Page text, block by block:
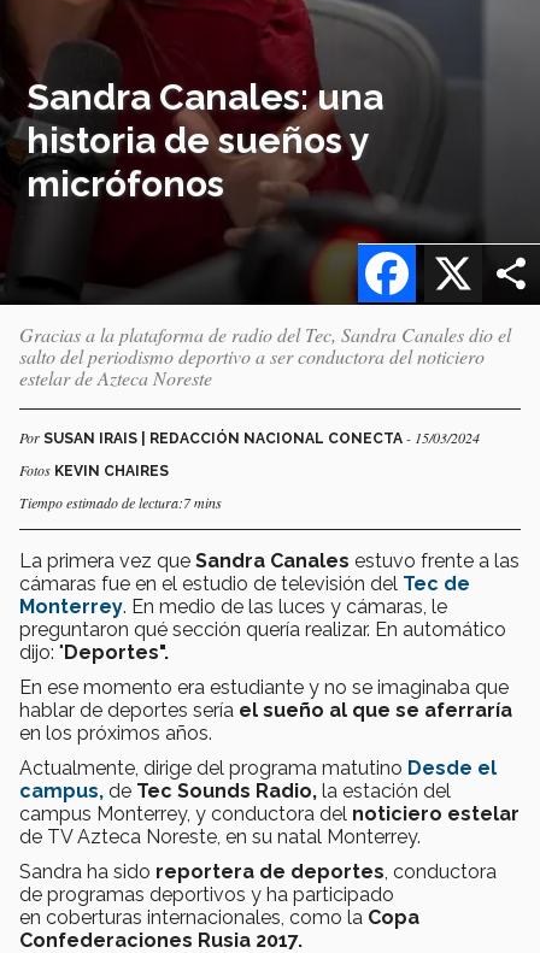
Sandra Canales: una
historia de sueños y
micrófonos
X
Facebook
Gracias a la plataforma de radio del Tec, Sandra Canales dio el
salto del periodismo deportivo a ser conductora del noticiero
estelar de Azteca Noreste
Por SUSAN IRAIS | REDACCIÓN NACIONAL CONECTA - 15/03/2024
Fotos KEVIN CHAIRES
Tiempo estimado de lectura:7 mins
La primera vez que Sandra Canales estuvo frente a las
cámaras fue en el estudio de televisión del Tec de
Monterrey. En medio de las luces y cámaras, le
preguntaron qué sección quería realizar. En automático
dijo: "Deportes".
En ese momento era estudiante y no se imaginaba que
hablar de deportes sería el sueño al que se aferraría
en los próximos años.
Actualmente, dirige del programa matutino Desde el
campus, de Tec Sounds Radio, la estación del
campus Monterrey, y conductora del noticiero estelar
de TV Azteca Noreste, en su natal Monterrey.
Sandra ha sido reportera de deportes , conductora
de programas deportivos y ha participado
en coberturas internacionales, como la Copa
Confederaciones Rusia 2017.